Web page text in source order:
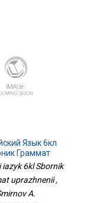
Язык 6кл
Граммат
iazyk 6kl Sbornik
uprazhnenii ,
A.